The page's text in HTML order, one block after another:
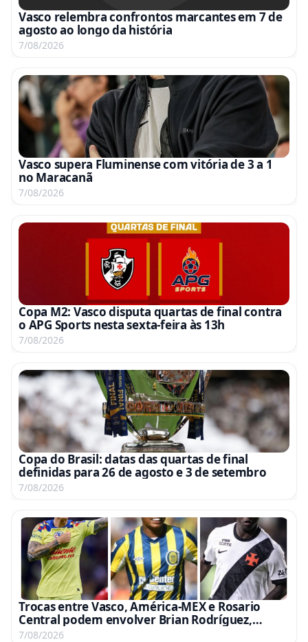
Vasco relembra confrontos marcantes em 7 de
agosto ao longo da história
7/08/2026
Vasco supera Fluminense com vitória de 3 a 1
no Maracanã
7/08/2026
Copa M2: Vasco disputa quartas de final contra
o APG Sports nesta sexta-feira às 13h
7/08/2026
Copa do Brasil: datas das quartas de final
definidas para 26 de agosto e 3 de setembro
7/08/2026
Trocas entre Vasco, América-MEX e Rosario
Central podem envolver Brian Rodríguez,
Campaz e Marino
7/08/2026